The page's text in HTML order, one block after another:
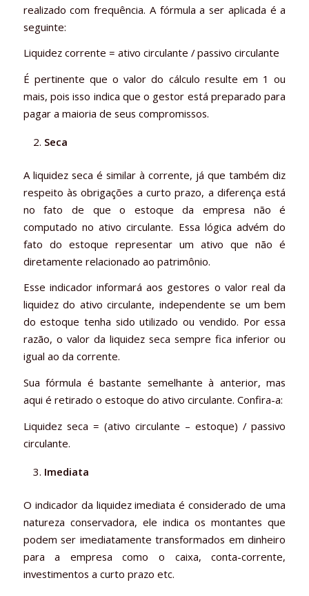
realizado com frequência. A fórmula a ser aplicada é a
seguinte:
Liquidez corrente = ativo circulante / passivo circulante
É pertinente que o valor do cálculo resulte em 1 ou
mais, pois isso indica que o gestor está preparado para
pagar a maioria de seus compromissos.
Seca
A liquidez seca é similar à corrente, já que também diz
respeito às obrigações a curto prazo, a diferença está
no fato de que o estoque da empresa não é
computado no ativo circulante. Essa lógica advém do
fato do estoque representar um ativo que não é
diretamente relacionado ao patrimônio.
Esse indicador informará aos gestores o valor real da
liquidez do ativo circulante, independente se um bem
do estoque tenha sido utilizado ou vendido. Por essa
razão, o valor da liquidez seca sempre fica inferior ou
igual ao da corrente.
Sua fórmula é bastante semelhante à anterior, mas
aqui é retirado o estoque do ativo circulante. Confira-a:
Liquidez seca = (ativo circulante – estoque) / passivo
circulante.
Imediata
O indicador da liquidez imediata é considerado de uma
natureza conservadora, ele indica os montantes que
podem ser imediatamente transformados em dinheiro
para a empresa como o caixa, conta-corrente,
investimentos a curto prazo etc.